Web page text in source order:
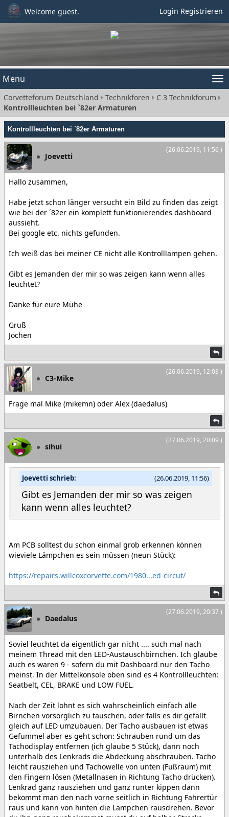
Welcome guest. Login Registrieren
Menu
Corvetteforum Deutschland Technikforen
C 3 Technikforum
Kontrollleuchten bei `82er Armaturen
Kontrollleuchten bei `82er Armaturen
(26.06.2019, 11:56 )
Joevetti
Hallo zusammen,
Habe jetzt schon länger versucht ein Bild zu finden das zeigt
wie bei der ´82er ein komplett funktionierendes dashboard
aussieht.
Bei google etc. nichts gefunden.
Ich weiß das bei meiner CE nicht alle Kontrolllampen gehen.
Gibt es Jemanden der mir so was zeigen kann wenn alles
leuchtet?
Danke für eure Mühe
Gruß
Jochen
(26.06.2019, 12:03 )
C3-Mike
Frage mal Mike (mikemn) oder Alex (daedalus)
(27.06.2019, 20:09 )
sihui
(26.06.2019, 11:56)
Joevetti schrieb:
Gibt es Jemanden der mir so was zeigen
kann wenn alles leuchtet?
Am PCB solltest du schon einmal grob erkennen können
wieviele Lämpchen es sein müssen (neun Stück):
https://repairs.willcoxcorvette.com/1980...ed-circut/
(27.06.2019, 20:37 )
Daedalus
Soviel leuchtet da eigentlich gar nicht .... such mal nach
meinem Thread mit den LED-Austauschbirnchen. Ich glaube
auch es waren 9 - sofern du mit Dashboard nur den Tacho
meinst. In der Mittelkonsole oben sind es 4 Kontrollleuchten:
Seatbelt, CEL, BRAKE und LOW FUEL.
Nach der Zeit lohnt es sich wahrscheinlich einfach alle
Birnchen vorsorglich zu tauschen, oder falls es dir gefällt
gleich auf LED umzubauen. Der Tacho ausbauen ist etwas
Gefummel aber es geht schon: Schrauben rund um das
Tachodisplay entfernen (ich glaube 5 Stück), dann noch
unterhalb des Lenkrads die Abdeckung abschrauben. Tacho
leicht rausziehen und Tachowelle von unten (Fußraum) mit
den Fingern lösen (Metallnasen in Richtung Tacho drücken).
Lenkrad ganz rausziehen und ganz runter kippen dann
bekommt man den nach vorne seitlich in Richtung Fahrertür
raus und kann von hinten die Lämpchen rausdrehen. Bevor